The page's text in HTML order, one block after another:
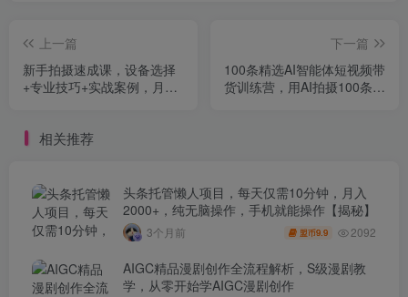
上一篇
新手拍摄速成课，设备选择
+专业技巧+实战案例，月变
下一篇
100条精选AI智能体短视频带
货训练营，用AI拍摄100条好
相关推荐
头条托管懒人项目，每天仅需10分钟，月入
2000+，纯无脑操作，手机就能操作【揭秘】
3个月前 盟币9.9 2092
AIGC精品漫剧创作全流程解析，S级漫剧教
学，从零开始学AIGC漫剧创作